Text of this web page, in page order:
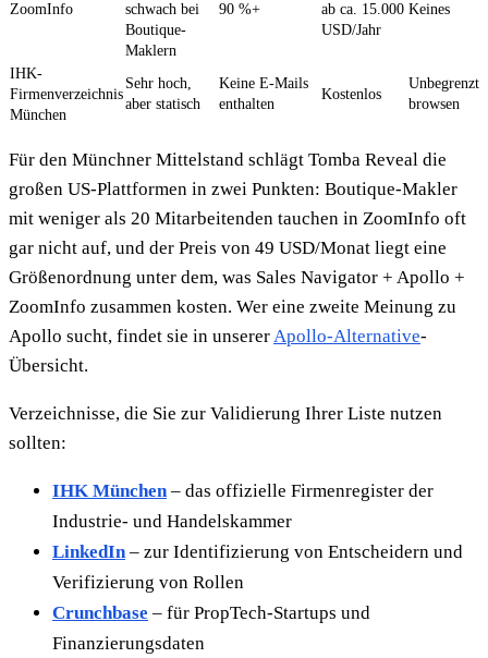
ZoomInfo
schwach bei
Boutique-
Maklern
90 %+
ab ca. 15.000
USD/Jahr
Keines
IHK-
Firmenverzeichnis
München
Sehr hoch,
aber statisch
Keine E-Mails
enthalten
Kostenlos
Unbegrenzt
browsen
Für den Münchner Mittelstand schlägt Tomba Reveal die
großen US-Plattformen in zwei Punkten: Boutique-Makler
mit weniger als 20 Mitarbeitenden tauchen in ZoomInfo oft
gar nicht auf, und der Preis von 49 USD/Monat liegt eine
Größenordnung unter dem, was Sales Navigator + Apollo +
ZoomInfo zusammen kosten. Wer eine zweite Meinung zu
Apollo sucht, findet sie in unsererApollo-Alternative-
Übersicht.
Verzeichnisse, die Sie zur Validierung Ihrer Liste nutzen
sollten:
IHK München– das offizielle Firmenregister der
Industrie- und Handelskammer
LinkedIn– zur Identifizierung von Entscheidern und
Verifizierung von Rollen
Crunchbase – für PropTech-Startups und
Finanzierungsdaten